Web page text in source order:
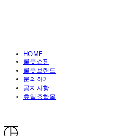
HOME
쿨풋쇼핑
쿨풋브랜드
문의하기
공지사항
휴웰종합몰